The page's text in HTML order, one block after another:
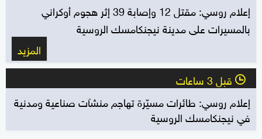
إعلام روسي: مقتل 12 وإصابة 39 إثر هجوم أوكراني
بالمسيرات على مدينة نيجنكامسك الروسية
المزيد
l قبل 3 ساعات
إعلام روسي: طائرات مسيّرة تهاجم منشآت صناعية ومدنية
في نيجنكامسك الروسية